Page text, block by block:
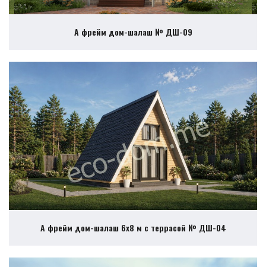
А фрейм дом-шалаш № ДШ-09
А фрейм дом-шалаш 6х8 м с террасой № ДШ-04